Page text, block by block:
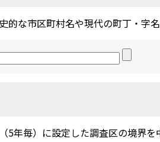
的な市区町村名や現代の町丁・字名
5年毎）に設定した調査区の境界